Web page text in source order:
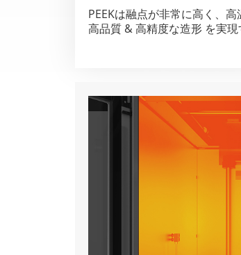
PEEKは融点が非常に高く、
高品質 & 高精度な造形 を実